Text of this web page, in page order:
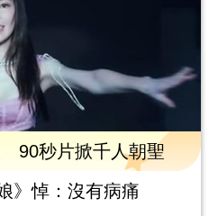
90秒片掀千人朝聖
》悼：沒有病痛